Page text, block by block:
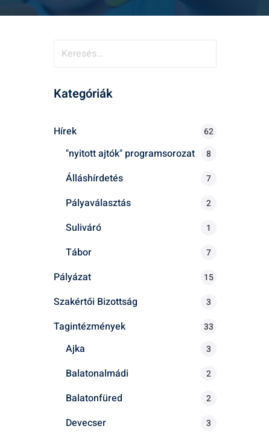
e
é
Kategóriák
Hírek 62
"nyitott ajtók" programsorozat 8
Álláshírdetés 7
Pályaválasztás 2
Suliváró 1
Tábor 7
Pályázat 15
Szakértői Bizottság 3
Tagintézmények 33
Ajka 3
Balatonalmádi 2
Balatonfüred 2
Devecser 3